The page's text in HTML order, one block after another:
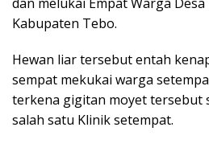
Kabupaten Tebo.
Hewan liar tersebut entah
sempat mekukai warga
terkena gigitan moyet tersebut
salah satu Klinik setempat.